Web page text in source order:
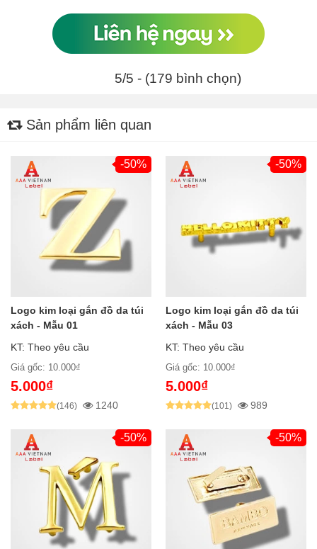
5/5 - (179 bình chọn)
Sản phẩm liên quan
-50%
Logo kim loại gắn đồ da túi
xách - Mẫu 01
KT: Theo yêu cầu
Giá gốc: 10.000₫
5.000₫
(146) 1240
-50%
Logo kim loại gắn đồ da túi
xách - Mẫu 03
KT: Theo yêu cầu
Giá gốc: 10.000₫
5.000₫
(101) 989
-50% -50%